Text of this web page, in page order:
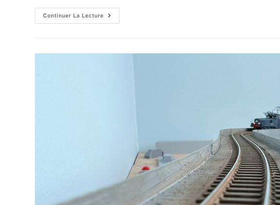
Continuer La Lecture
Modélisation
Du